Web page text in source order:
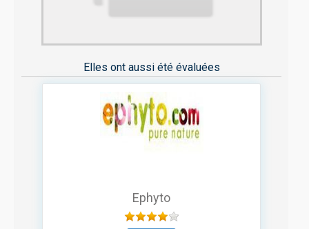
Elles ont aussi été évaluées
Ephyto